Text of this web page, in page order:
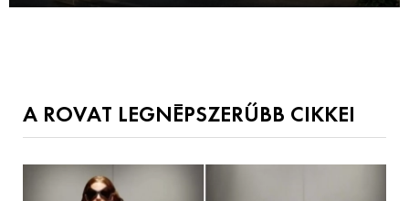
A ROVAT LEGNÉPSZERŰBB CIKKEI